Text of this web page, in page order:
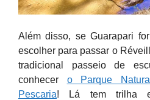
Além disso, se Guarapari
escolher para passar o
tradicional passeio de
conhecer o Parque
Pescaria! Lá tem trilha e